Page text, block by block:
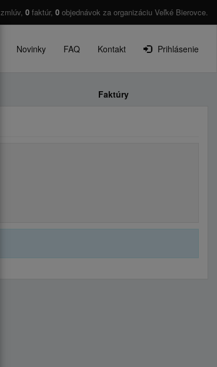
zmlúv, 0 faktúr, 0 objednávok za organizáciu Veľké Bierovce.
Novinky FAQ Kontakt Prihlásenie
Faktúry